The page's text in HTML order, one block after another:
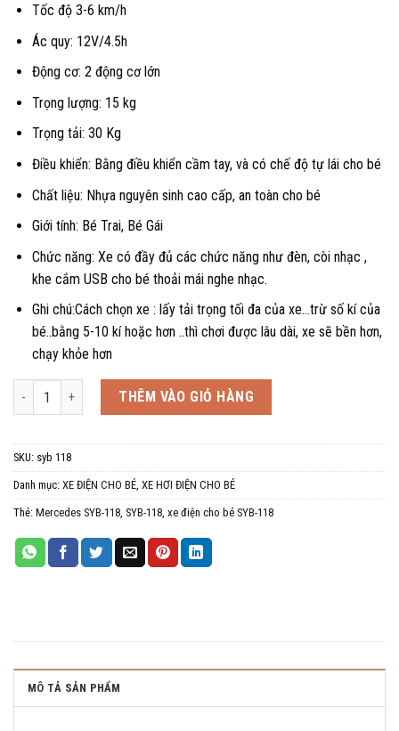
Tốc độ 3-6 km/h
Ác quy: 12V/4.5h
Động cơ: 2 động cơ lớn
Trọng lượng: 15 kg
Trọng tải: 30 Kg
Điều khiển: Bằng điều khiển cầm tay, và có chế độ tự lái cho bé
Chất liệu: Nhựa nguyên sinh cao cấp, an toàn cho bé
Giới tính: Bé Trai, Bé Gái
Chức năng: Xe có đầy đủ các chức năng như đèn, còi nhạc ,
khe cắm USB cho bé thoải mái nghe nhạc.
Ghi chú:Cách chọn xe : lấy tải trọng tối đa của xe…trừ số kí của
bé..bằng 5-10 kí hoặc hơn ..thì chơi được lâu dài, xe sẽ bền hơn,
chạy khỏe hơn
Xe hơi điện cho bé Mercedes SYB 118, 1-4 tuổi số lượng
THÊM VÀO GIỎ HÀNG
SKU: syb 118
Danh mục: XE ĐIỆN CHO BÉ, XE HƠI ĐIỆN CHO BÉ
Thẻ: Mercedes SYB-118, SYB-118, xe điện cho bé SYB-118
MÔ TẢ SẢN PHẨM